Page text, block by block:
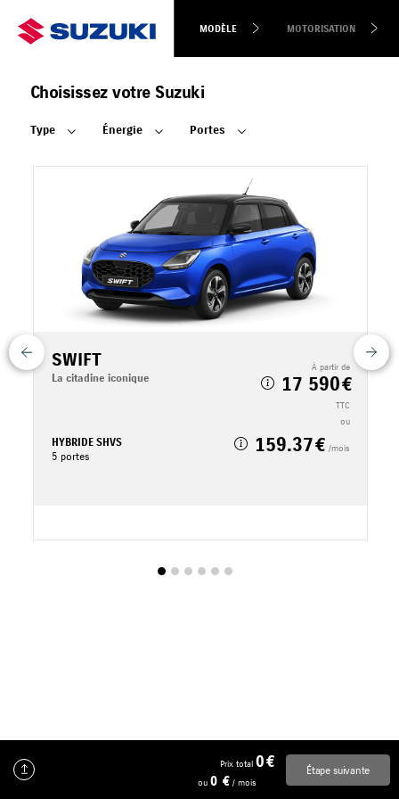
MODÈLE MOTORISATION
Choisissez votre Suzuki
Type Énergie Portes
SWIFT
La citadine iconique
À partir de
17 590
TTC
ou
HYBRIDE SHVS
5 portes
159.37 /mois
Prix total0
ou0 / mois
Étape suivante